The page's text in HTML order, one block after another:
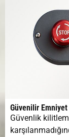
Güvenilir
Güvenlik